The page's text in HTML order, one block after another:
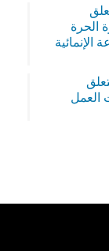
الحرة
الإنمائية
وكالات العمل